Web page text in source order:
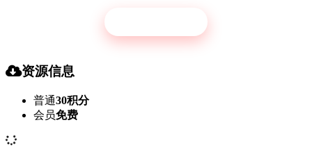
资源信息
普通30积分
会员免费